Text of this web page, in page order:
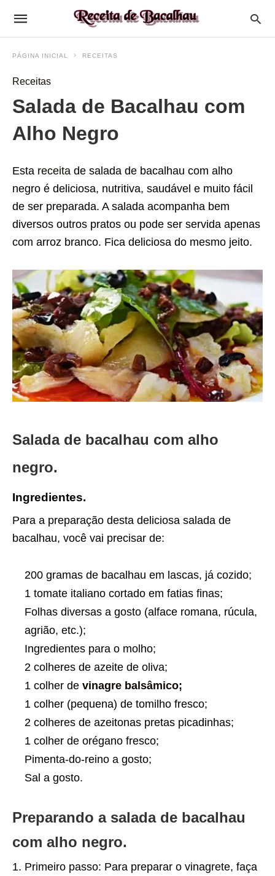
PÁGINA INICIAL RECEITAS
Receitas
Salada de Bacalhau com
Alho Negro
Esta receita de salada de bacalhau com alho
negro é deliciosa, nutritiva, saudável e muito fácil
de ser preparada. A salada acompanha bem
diversos outros pratos ou pode ser servida apenas
com arroz branco. Fica deliciosa do mesmo jeito.
Salada de bacalhau com alho
negro.
Ingredientes.
Para a preparação desta deliciosa salada de
bacalhau, você vai precisar de:
200 gramas de bacalhau em lascas, já cozido;
1 tomate italiano cortado em fatias finas;
Folhas diversas a gosto (alface romana, rúcula,
agrião, etc.);
Ingredientes para o molho;
2 colheres de azeite de oliva;
1 colher de vinagre balsâmico;
1 colher (pequena) de tomilho fresco;
2 colheres de azeitonas pretas picadinhas;
1 colher de orégano fresco;
Pimenta-do-reino a gosto;
Sal a gosto.
Preparando a salada de bacalhau
com alho negro.
Primeiro passo: Para preparar o vinagrete, faça